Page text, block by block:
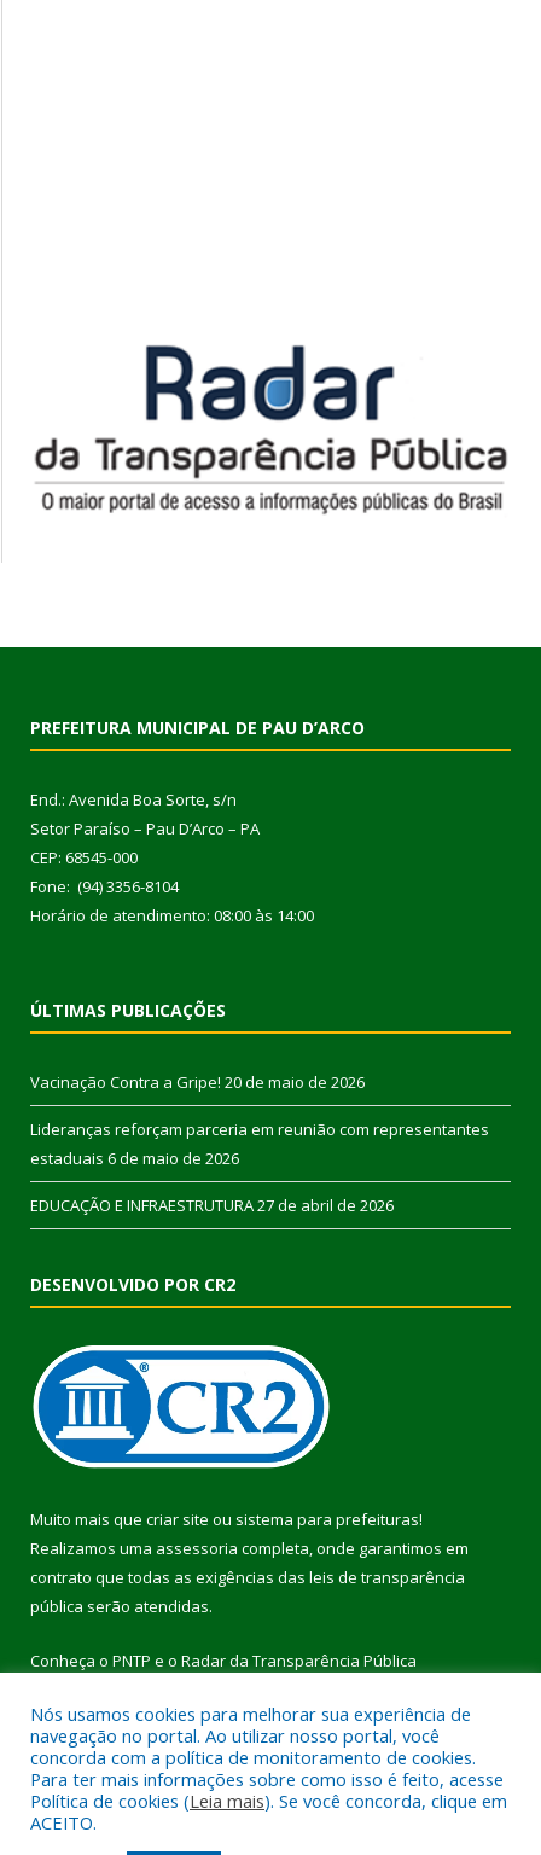
PREFEITURA MUNICIPAL DE PAU D’ARCO
End.: Avenida Boa Sorte, s/n
Setor Paraíso – Pau D’Arco – PA
CEP: 68545-000
Fone: (94) 3356-8104
Horário de atendimento: 08:00 às 14:00
ÚLTIMAS PUBLICAÇÕES
Vacinação Contra a Gripe! 20 de maio de 2026
Lideranças reforçam parceria em reunião com representantes
estaduais 6 de maio de 2026
EDUCAÇÃO E INFRAESTRUTURA27 de abril de 2026
DESENVOLVIDO POR CR2
Muito mais que criar site ou sistema para prefeituras!
Realizamos uma assessoria completa, onde garantimos em
contrato que todas as exigências das leis de transparência
pública serão atendidas.
Conheça o PNTP e o Radar da Transparência Pública
Todos os direitos reservados a Prefeitura Municipal de Pau
D’Arco.
Nós usamos cookies para melhorar sua experiência de
navegação no portal. Ao utilizar nosso portal, você
concorda com a política de monitoramento de cookies.
Para ter mais informações sobre como isso é feito, acesse
Política de cookies (Leia mais). Se você concorda, clique em
ACEITO.